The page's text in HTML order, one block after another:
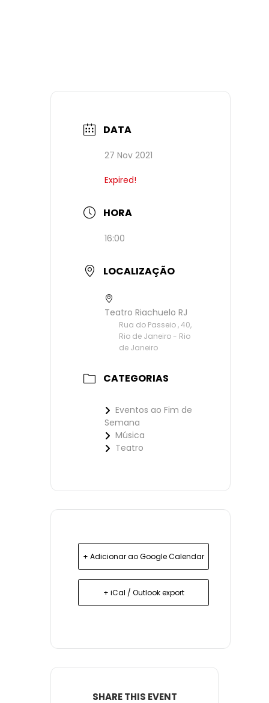
DATA
27 Nov 2021
Expired!
HORA
16:00
LOCALIZAÇÃO
Teatro Riachuelo RJ
Rua do Passeio , 40,
Rio de Janeiro - Rio
de Janeiro
CATEGORIAS
Eventos ao Fim de
Semana
Música
Teatro
+ Adicionar ao Google Calendar
+ iCal / Outlook export
SHARE THIS EVENT